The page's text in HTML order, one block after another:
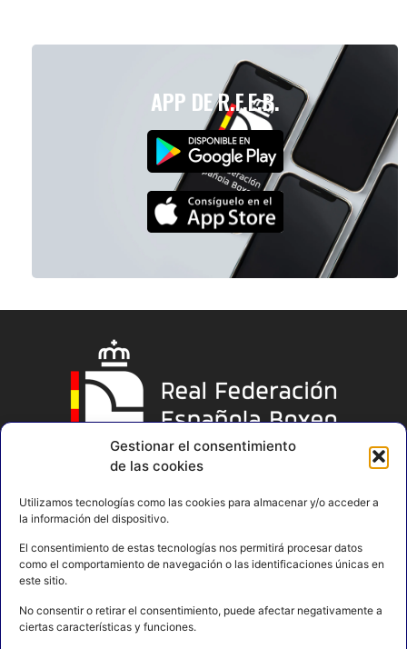
Gestionar el consentimiento
de las cookies
Utilizamos tecnologías como las cookies para almacenar y/o acceder a
la información del dispositivo.
El consentimiento de estas tecnologías nos permitirá procesar datos
como el comportamiento de navegación o las identificaciones únicas en
este sitio.
No consentir o retirar el consentimiento, puede afectar negativamente a
ciertas características y funciones.
APP DE R.F.E.B.